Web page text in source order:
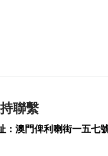
聯繫
：澳門俾利喇街一五七